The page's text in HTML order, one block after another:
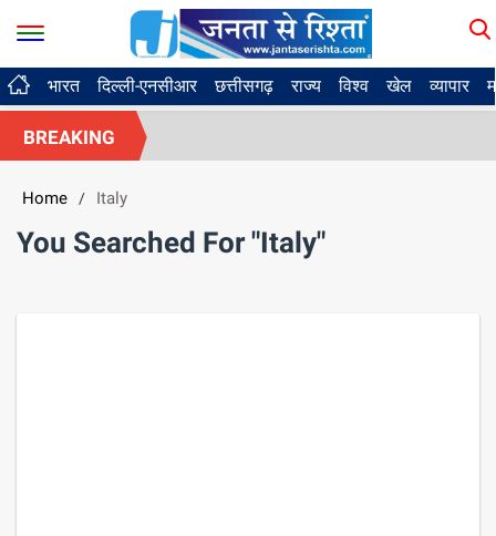
भारत दिल्ली-एनसीआर छत्तीसगढ़ राज्य विश्व खेल व्यापार
BREAKING
Home / Italy
You Searched For "Italy"